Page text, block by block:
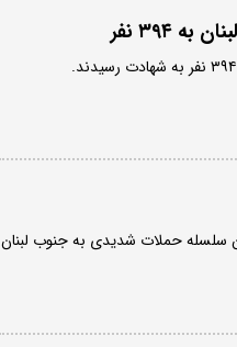
۳۹۴ نفر
سلسله حملات شدیدی به جنوب لبنان